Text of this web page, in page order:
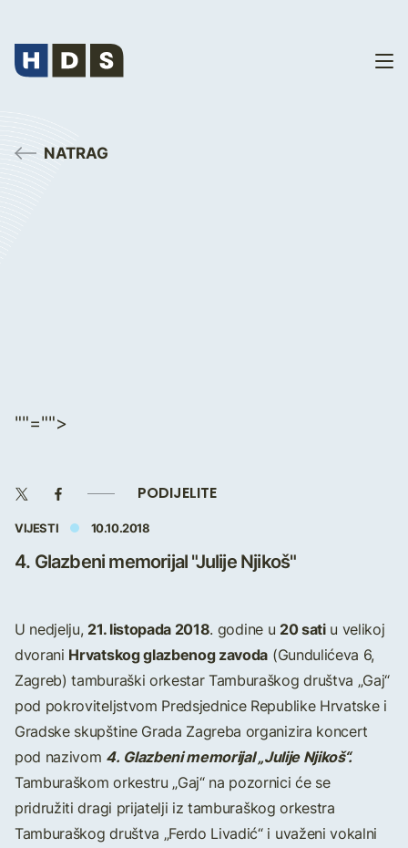
NATRAG
""="">
PODIJELITE
VIJESTI 10.10.2018
4. Glazbeni memorijal "Julije Njikoš"
U nedjelju,21. listopada 2018. godine u 20 satiu velikoj
dvorani Hrvatskog glazbenog zavoda (Gundulićeva 6,
Zagreb) tamburaški orkestar Tamburaškog društva „Gaj“
pod pokroviteljstvom Predsjednice Republike Hrvatske i
Gradske skupštine Grada Zagreba organizira koncert
pod nazivom 4. Glazbeni memorijal „Julije Njikoš“.
Tamburaškom orkestru „Gaj“ na pozornici će se
pridružiti dragi prijatelji iz tamburaškog orkestra
Tamburaškog društva „Ferdo Livadić“ i uvaženi vokalni